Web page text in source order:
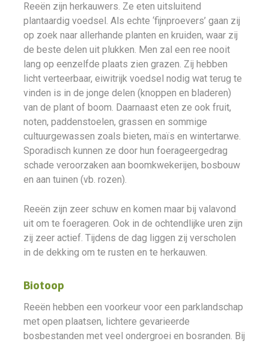
Reeën zijn herkauwers. Ze eten uitsluitend
plantaardig voedsel. Als echte ‘fijnproevers’ gaan zij
op zoek naar allerhande planten en kruiden, waar zij
de beste delen uit plukken. Men zal een ree nooit
lang op eenzelfde plaats zien grazen. Zij hebben
licht verteerbaar, eiwitrijk voedsel nodig wat terug te
vinden is in de jonge delen (knoppen en bladeren)
van de plant of boom. Daarnaast eten ze ook fruit,
noten, paddenstoelen, grassen en sommige
cultuurgewassen zoals bieten, maïs en wintertarwe.
Sporadisch kunnen ze door hun foerageergedrag
schade veroorzaken aan boomkwekerijen, bosbouw
en aan tuinen (vb. rozen).
Reeën zijn zeer schuw en komen maar bij valavond
uit om te foerageren. Ook in de ochtendlijke uren zijn
zij zeer actief. Tijdens de dag liggen zij verscholen
in de dekking om te rusten en te herkauwen.
Biotoop
Reeën hebben een voorkeur voor een parklandschap
met open plaatsen, lichtere gevarieerde
bosbestanden met veel ondergroei en bosranden. Bij